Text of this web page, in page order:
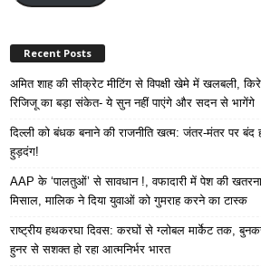
Recent Posts
अमित शाह की सीक्रेट मीटिंग से विपक्षी खेमे में खलबली,
रिजिजू का बड़ा संकेत- ये सुन नहीं पाएंगे और सदन से भागेंगे
दिल्ली को बंधक बनाने की राजनीति खत्म: जंतर-मंतर पर बंद
हुड़दंग!
AAP के ‘पालतुओं’ से सावधान !, वफादारी में पेश की
मिसाल, मालिक ने दिया युवाओं को गुमराह करने का टास्क
राष्ट्रीय हथकरघा दिवस: करघों से ग्लोबल मार्केट तक,
हुनर से सशक्त हो रहा आत्मनिर्भर भारत